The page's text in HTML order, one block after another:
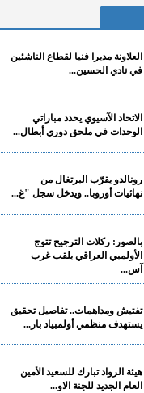
العلاونة مديرا فنيا لقطاع الناشئين
في نادي الحسين...
الاتحاد الآسيوي يحدد مباراتي
الوحدات في ملحق دوري أبطال...
رونالدو يقرّب البرتغال من
نهائيات أوروبا.. ويدخل سجل "غ...
بالصور: ركلات الترجيح تتوج
الأولمبي العراقي بلقب غرب
آس...
تفتيش ومداهمات.. تفاصيل تحقيق
يستهدف منظمي أولمبياد بار...
هيئة الرواد تبارك للسعيد الأمين
العام الجديد للجنة الاو...